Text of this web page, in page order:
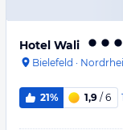
Hotel Wali
Bielefeld ·
21% 1,9 / 6